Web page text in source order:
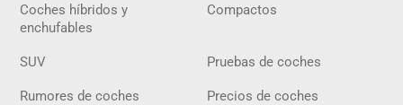
Coches híbridos y
enchufables
Compactos
SUV Pruebas de coches
Rumores de coches Precios de coches